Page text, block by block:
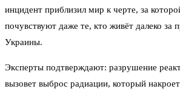
инцидент приблизил мир к черте, за
почувствуют даже те, кто живёт далеко за
Украины.
Эксперты подтверждают: разрушение
вызовет выброс радиации, который